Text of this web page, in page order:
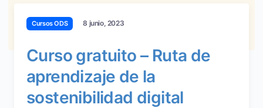
Cursos ODS 8 junio, 2023
Curso gratuito – Ruta de
aprendizaje de la
sostenibilidad digital